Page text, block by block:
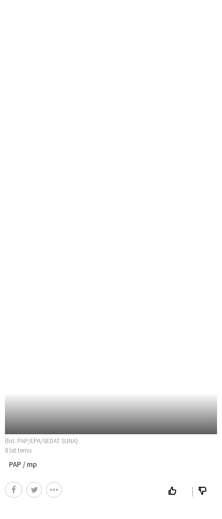
(fot. PAP/EPA/SEDAT SUNA)
8 lat temu
PAP / mp